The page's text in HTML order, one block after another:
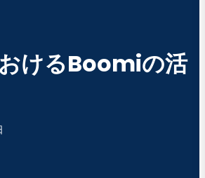
けるBoomiの活